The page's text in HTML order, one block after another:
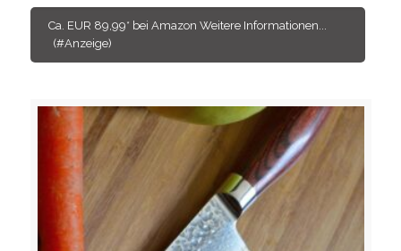
Ca. EUR 89,99* bei Amazon Weitere Informationen...